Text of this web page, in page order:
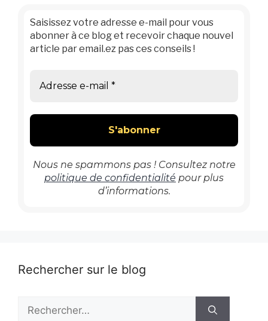
Saisissez votre adresse e-mail pour vous
abonner à ce blog et recevoir chaque nouvel
article par email.ez pas ces conseils !
Nous ne spammons pas ! Consultez notre
politique de confidentialité pour plus
d’informations.
Rechercher sur le blog